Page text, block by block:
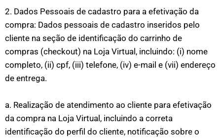
2. Dados Pessoais de cadastro para a efetivação da
compra: Dados pessoais de cadastro inseridos pelo
cliente na seção de identificação do carrinho de
compras (checkout) na Loja Virtual, incluindo: (i) nome
completo, (ii) cpf, (iii) telefone, (iv) e-mail e (vii) endereço
de entrega.
a. Realização de atendimento ao cliente para efetivação
da compra na Loja Virtual, incluindo a correta
identificação do perfil do cliente, notificação sobre o